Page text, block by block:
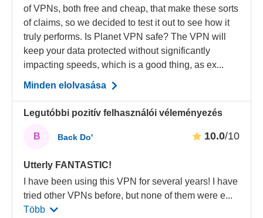
of VPNs, both free and cheap, that make these sorts
of claims, so we decided to test it out to see how it
truly performs. Is Planet VPN safe? The VPN will
keep your data protected without significantly
impacting speeds, which is a good thing, as ex...
Minden elolvasása
Legutóbbi pozitív felhasználói véleményezés
B Back Do' 10.0/10
Utterly FANTASTIC!
I have been using this VPN for several years! I have
tried other VPNs before, but none of them were e...
Több